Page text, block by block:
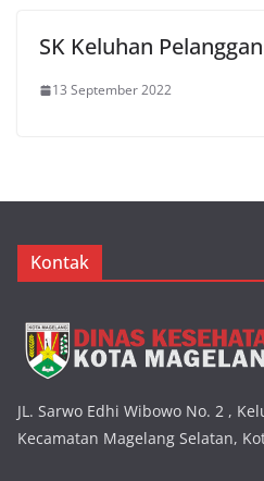
SK Keluhan Pelanggan
13 September 2022
Kontak
JL. Sarwo Edhi Wibowo No. 2 ,
Kecamatan Magelang Selatan,